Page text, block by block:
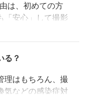
は、初めての方
「安心」して撮影
す。
ちゃん・子どもの
世代のカメラマ
名料は一切ござい
体系も人気のポイ
る？
理はもちろん、撮
気などの感染症対
。